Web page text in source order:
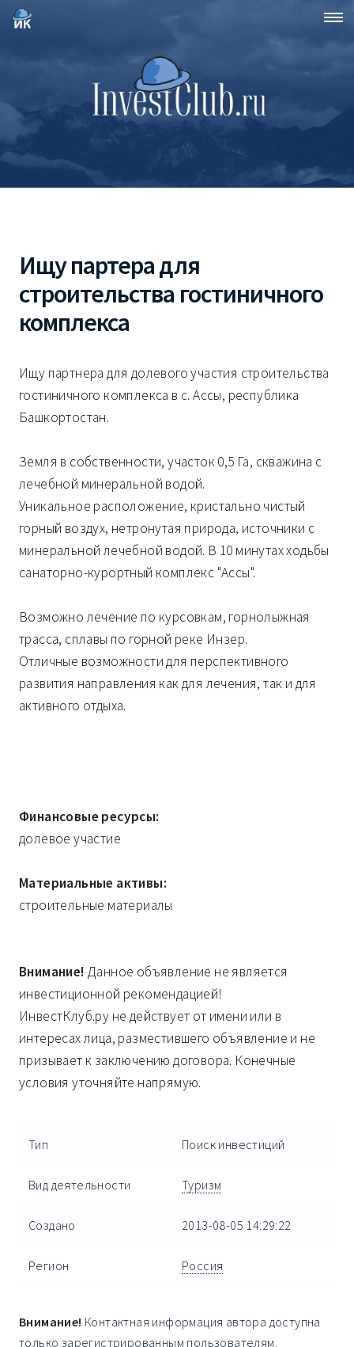
Ищу партера для
строительства гостиничного
комплекса
Ищу партнера для долевого участия строительства
гостиничного комплекса в с. Ассы, республика
Башкортостан.
Земля в собственности, участок 0,5 Га, скважина с
лечебной минеральной водой.
Уникальное расположение, кристально чистый
горный воздух, нетронутая природа, источники с
минеральной лечебной водой. В 10 минутах ходьбы
санаторно-курортный комплекс "Ассы".
Возможно лечение по курсовкам, горнолыжная
трасса, сплавы по горной реке Инзер.
Отличные возможности для перспективного
развития направления как для лечения, так и для
активного отдыха.
Финансовые ресурсы:
долевое участие
Материальные активы:
строительные материалы
Внимание! Данное объявление не является
инвестиционной рекомендацией!
ИнвестКлуб.ру не действует от имени или в
интересах лица, разместившего объявление и не
призывает к заключению договора. Конечные
условия уточняйте напрямую.
Тип Поиск инвестиций
Вид деятельности Туризм
Создано 2013-08-05 14:29:22
Регион Россия
Внимание! Контактная информация автора доступна
только зарегистрированным пользователям.